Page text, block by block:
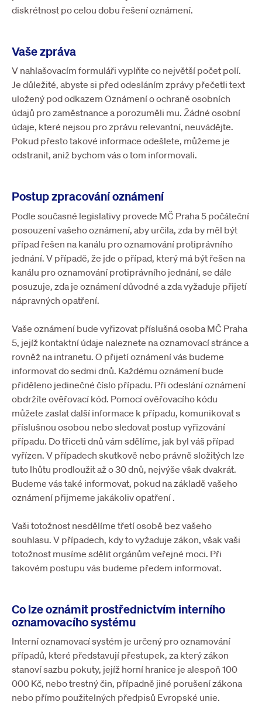
diskrétnost po celou dobu řešení oznámení.
Vaše zpráva
V nahlašovacím formuláři vyplňte co největší počet polí.
Je důležité, abyste si před odesláním zprávy přečetli text
uložený pod odkazem Oznámení o ochraně osobních
údajů pro zaměstnance a porozuměli mu. Žádné osobní
údaje, které nejsou pro zprávu relevantní, neuvádějte.
Pokud přesto takové informace odešlete, můžeme je
odstranit, aniž bychom vás o tom informovali.
Postup zpracování oznámení
Podle současné legislativy provede MČ Praha 5 počáteční
posouzení vašeho oznámení, aby určila, zda by měl být
případ řešen na kanálu pro oznamování protiprávního
jednání. V případě, že jde o případ, který má být řešen na
kanálu pro oznamování protiprávního jednání, se dále
posuzuje, zda je oznámení důvodné a zda vyžaduje přijetí
nápravných opatření.
Vaše oznámení bude vyřizovat příslušná osoba MČ Praha
5, jejíž kontaktní údaje naleznete na oznamovací stránce a
rovněž na intranetu. O přijetí oznámení vás budeme
informovat do sedmi dnů. Každému oznámení bude
přiděleno jedinečné číslo případu. Při odeslání oznámení
obdržíte ověřovací kód. Pomocí ověřovacího kódu
můžete zaslat další informace k případu, komunikovat s
příslušnou osobou nebo sledovat postup vyřizování
případu. Do třiceti dnů vám sdělíme, jak byl váš případ
vyřízen. V případech skutkově nebo právně složitých lze
tuto lhůtu prodloužit až o 30 dnů, nejvýše však dvakrát.
Budeme vás také informovat, pokud na základě vašeho
oznámení přijmeme jakákoliv opatření .
Vaši totožnost nesdělíme třetí osobě bez vašeho
souhlasu. V případech, kdy to vyžaduje zákon, však vaši
totožnost musíme sdělit orgánům veřejné moci. Při
takovém postupu vás budeme předem informovat.
Co lze oznámit prostřednictvím interního
oznamovacího systému
Interní oznamovací systém je určený pro oznamování
případů, které představují přestupek, za který zákon
stanoví sazbu pokuty, jejíž horní hranice je alespoň 100
000 Kč, nebo trestný čin, případně jiné porušení zákona
nebo přímo použitelných předpisů Evropské unie.